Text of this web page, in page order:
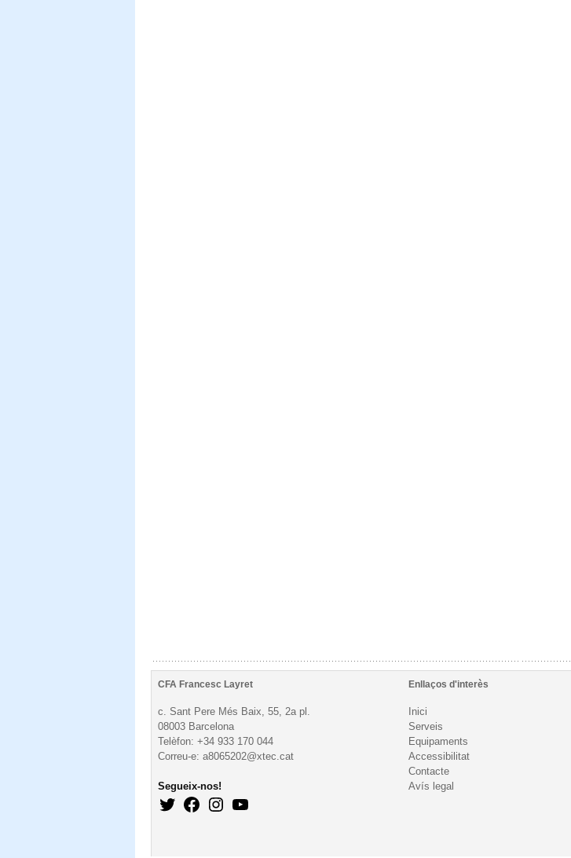
CFA Francesc Layret Enllaços d'interès
c. Sant Pere Més Baix, 55, 2a pl.
08003 Barcelona
Telèfon: +34 933 170 044
Correu-e: a8065202@xtec.cat
Segueix-nos!
Inici
Serveis
Equipaments
Accessibilitat
Contacte
Avís legal